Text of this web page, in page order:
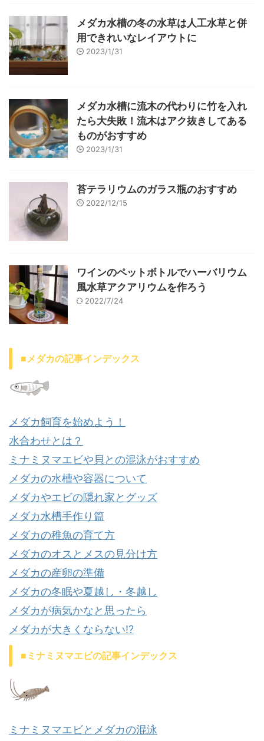
メダカ水槽の冬の水草は人工水草と併
用できれいなレイアウトに
2023/1/31
メダカ水槽に流木の代わりに竹を入れ
たら大失敗！流木はアク抜きしてある
ものがおすすめ
2023/1/31
苔テラリウムのガラス瓶のおすすめ
2022/12/15
ワインのペットボトルでハーバリウム
風水草アクアリウムを作ろう
2022/7/24
■メダカの記事インデックス
メダカ飼育を始めよう！
水合わせとは？
ミナミヌマエビや貝との混泳がおすすめ
メダカの水槽や容器について
メダカやエビの隠れ家とグッズ
メダカ水槽手作り篇
メダカの稚魚の育て方
メダカのオスとメスの見分け方
メダカの産卵の準備
メダカの冬眠や夏越し・冬越し
メダカが病気かなと思ったら
メダカが大きくならない⁉
■ミナミヌマエビの記事インデックス
ミナミヌマエビとメダカの混泳